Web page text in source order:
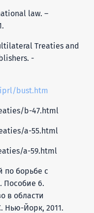
law. –
Treaties and
-
bust.htm
b-47.html
a-55.html
a-59.html
по борьбе с
Пособие 6.
в области
Нью-Йорк, 2011.